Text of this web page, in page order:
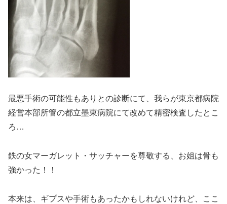
最悪手術の可能性もありとの診断にて、我らが東京都病院
経営本部所管の都立墨東病院にて改めて精密検査したとこ
ろ…
鉄の女マーガレット・サッチャーを尊敬する、お姐は骨も
強かった！！
本来は、ギプスや手術もあったかもしれないけれど、ここ